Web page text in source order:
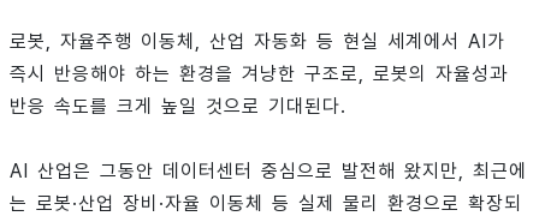
로봇, 자율주행 이동체, 산업 자동화 등 현실 세계에서 AI가
즉시 반응해야 하는 환경을 겨냥한 구조로, 로봇의 자율성과
반응 속도를 크게 높일 것으로 기대된다.
AI 산업은 그동안 데이터센터 중심으로 발전해 왔지만, 최근에
는 로봇·산업 장비·자율 이동체 등 실제 물리 환경으로 확장되